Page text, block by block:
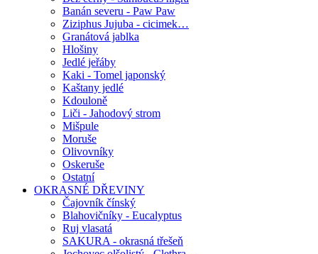
Banán severu - Paw Paw
Ziziphus Jujuba - cicimek…
Granátová jablka
Hlošiny
Jedlé jeřáby
Kaki - Tomel japonský
Kaštany jedlé
Kdouloně
Liči - Jahodový strom
Mišpule
Moruše
Olivovníky
Oskeruše
Ostatní
OKRASNÉ DŘEVINY
Čajovník čínský
Blahovičníky - Eucalyptus
Ruj vlasatá
SAKURA - okrasná třešeň